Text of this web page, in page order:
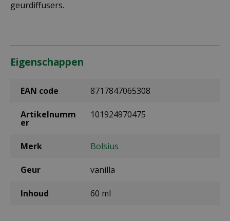
geurdiffusers.
Eigenschappen
EAN code 8717847065308
Artikelnumm
er
101924970475
Merk Bolsius
Geur vanilla
Inhoud 60 ml